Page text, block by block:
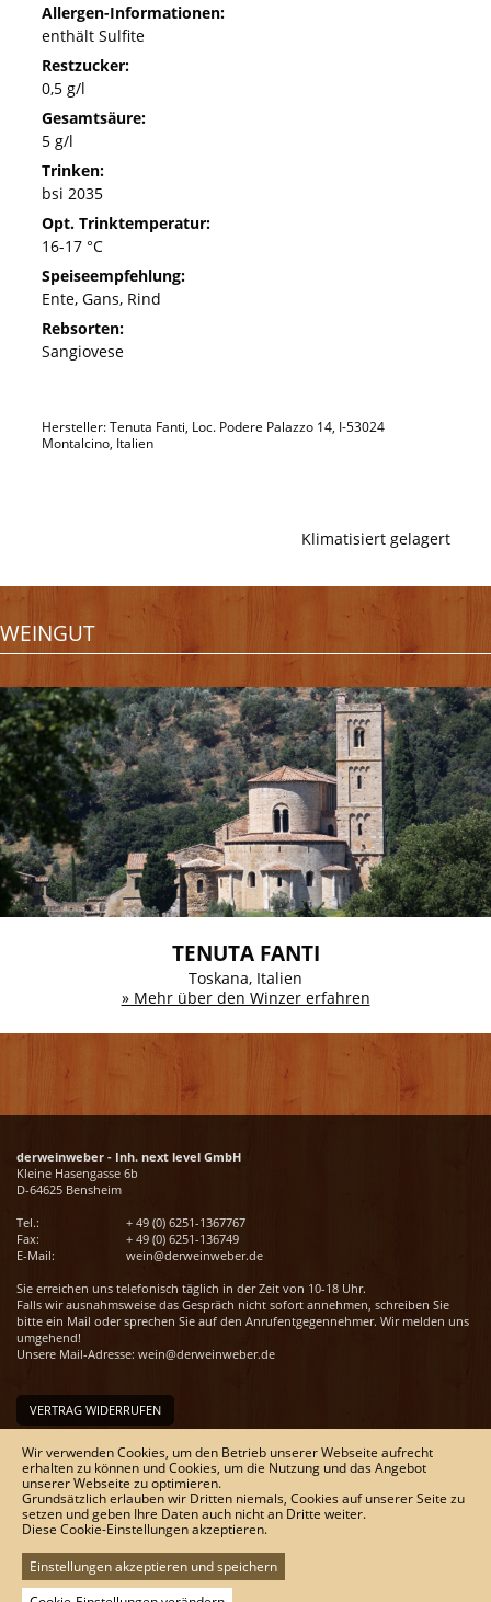
Allergen-Informationen:
enthält Sulfite
Restzucker:
0,5 g/l
Gesamtsäure:
5 g/l
Trinken:
bsi 2035
Opt. Trinktemperatur:
16-17 °C
Speiseempfehlung:
Ente, Gans, Rind
Rebsorten:
Sangiovese
Hersteller: Tenuta Fanti, Loc. Podere Palazzo 14, I-53024
Montalcino, Italien
Klimatisiert gelagert
WEINGUT
TENUTA FANTI
Toskana, Italien
» Mehr über den Winzer erfahren
derweinweber - Inh. next level GmbH
Kleine Hasengasse 6b
D-64625 Bensheim
Tel.:
+ 49 (0) 6251-1367767
Fax:
+ 49 (0) 6251-136749
E-Mail:
wein@derweinweber.de
Sie erreichen uns telefonisch täglich in der Zeit von 10-18 Uhr.
Falls wir ausnahmsweise das Gespräch nicht sofort annehmen, schreiben Sie
bitte ein Mail oder sprechen Sie auf den Anrufentgegennehmer. Wir melden uns
umgehend!
Unsere Mail-Adresse: wein@derweinweber.de
VERTRAG WIDERRUFEN
Unser Service
Versandkosten
Kontakt
Zahlungsmöglichkeiten
Rückgabe & Widerrufsrecht
Impressum
Datenschutz
Sitemap
Wir verwenden Cookies, um den Betrieb unserer Webseite aufrecht
erhalten zu können und Cookies, um die Nutzung und das Angebot
unserer Webseite zu optimieren.
Grundsätzlich erlauben wir Dritten niemals, Cookies auf unserer Seite zu
setzen und geben Ihre Daten auch nicht an Dritte weiter.
Diese Cookie-Einstellungen akzeptieren.
Einstellungen akzeptieren und speichern